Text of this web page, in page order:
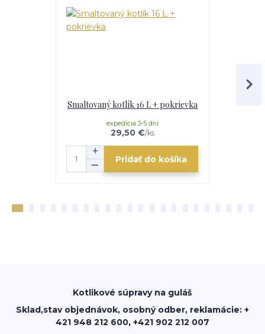
Smaltovaný kotlík 16 L + pokrievka
29,50 €/ks
expedícia 3-5 dní
Pridať do košíka
Kotlikové súpravy na guláš
Sklad,stav objednávok, osobný odber, reklamácie: +
421 948 212 600, +421 902 212 007